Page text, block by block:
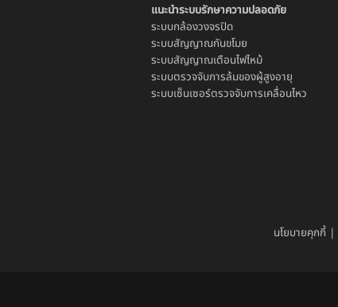
แนะนำระบบรักษาความปลอดภัย
ระบบกล้องวงจรปิด
ระบบสัญญาณกันขโมย
ระบบสัญญาณเตือนไฟไหม้
ระบบตรวจจับการล้มของผู้สูงอายุ
ระบบเซ็นเซอร์ตรวจจับการเคลื่อนไหว
นโยบายคุกกี้|